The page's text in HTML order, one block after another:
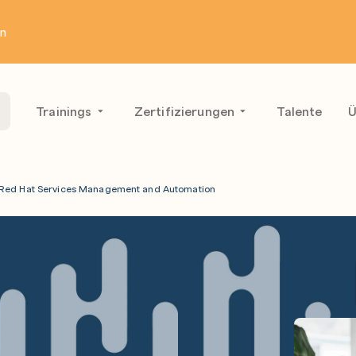
Trainings Zertifizierungen Talente
Hat Services Management and Automation